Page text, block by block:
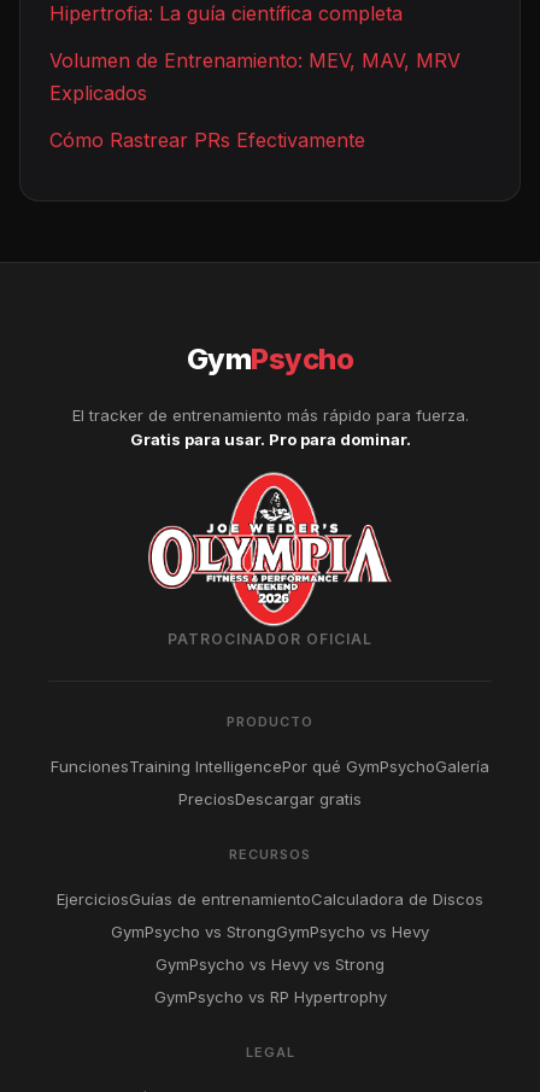
Hipertrofia: La guía científica completa
Volumen de Entrenamiento: MEV, MAV, MRV
Explicados
Cómo Rastrear PRs Efectivamente
GymPsycho
El tracker de entrenamiento más rápido para fuerza.
Gratis para usar. Pro para dominar.
PATROCINADOR OFICIAL
PRODUCTO
FuncionesTraining IntelligencePor qué GymPsychoGalería
PreciosDescargar gratis
RECURSOS
EjerciciosGuías de entrenamientoCalculadora de Discos
GymPsycho vs StrongGymPsycho vs Hevy
GymPsycho vs Hevy vs Strong
GymPsycho vs RP Hypertrophy
LEGAL